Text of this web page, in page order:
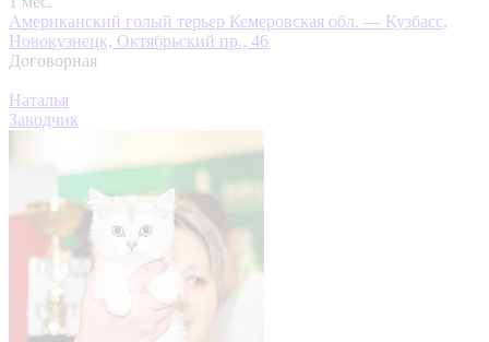
Американский голый терьер Кемеровская обл. — Кузбасс,
Новокузнецк, Октябрьский пр., 46
Договорная
Наталья
Заводчик